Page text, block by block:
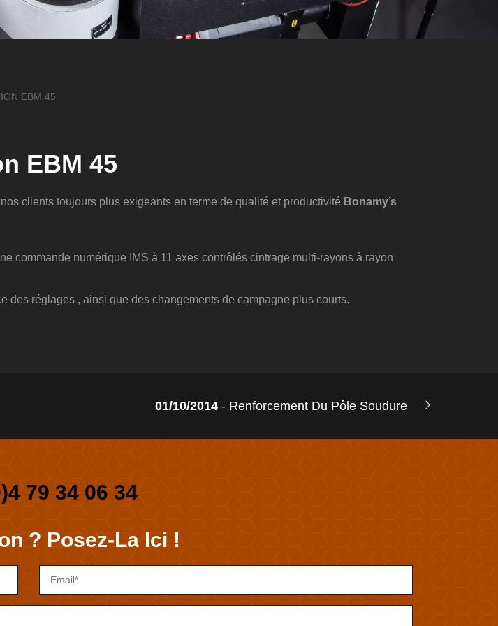
EBM 45
EBM 45
clients toujours plus exigeants en terme de qualité et productivité Bonamy’s
commande numérique IMS à 11 axes contrôlés cintrage multi-rayons à rayon
réglages , ainsi que des changements de campagne plus courts.
01/10/2014 - Renforcement Du Pôle Soudure
79 34 06 34
? Posez-La Ici !